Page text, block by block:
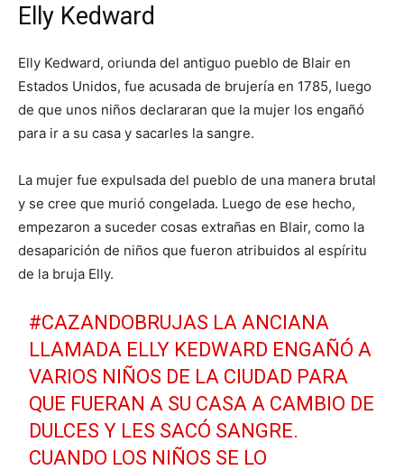
Elly Kedward
Elly Kedward, oriunda del antiguo pueblo de Blair en
Estados Unidos, fue acusada de brujería en 1785, luego
de que unos niños declararan que la mujer los engañó
para ir a su casa y sacarles la sangre.
La mujer fue expulsada del pueblo de una manera brutal
y se cree que murió congelada. Luego de ese hecho,
empezaron a suceder cosas extrañas en Blair, como la
desaparición de niños que fueron atribuidos al espíritu
de la bruja Elly.
#CAZANDOBRUJAS LA ANCIANA
LLAMADA ELLY KEDWARD ENGAÑÓ A
VARIOS NIÑOS DE LA CIUDAD PARA
QUE FUERAN A SU CASA A CAMBIO DE
DULCES Y LES SACÓ SANGRE.
CUANDO LOS NIÑOS SE LO